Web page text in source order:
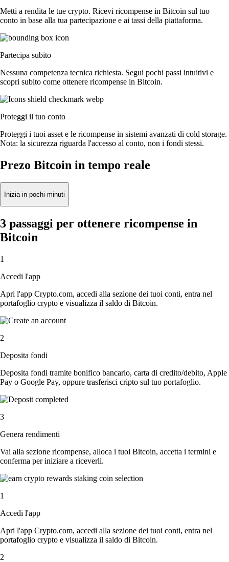
Metti a rendita le tue crypto. Ricevi ricompense in Bitcoin sul tuo
conto in base alla tua partecipazione e ai tassi della piattaforma.
Partecipa subito
Nessuna competenza tecnica richiesta. Segui pochi passi intuitivi e
scopri subito come ottenere ricompense in Bitcoin.
Proteggi il tuo conto
Proteggi i tuoi asset e le ricompense in sistemi avanzati di cold storage.
Nota: la sicurezza riguarda l'accesso al conto, non i fondi stessi.
Prezo Bitcoin in tempo reale
Inizia in pochi minuti
3 passaggi per ottenere ricompense in
Bitcoin
1
Accedi l'app
Apri l'app Crypto.com, accedi alla sezione dei tuoi conti, entra nel
portafoglio crypto e visualizza il saldo di Bitcoin.
2
Deposita fondi
Deposita fondi tramite bonifico bancario, carta di credito/debito, Apple
Pay o Google Pay, oppure trasferisci cripto sul tuo portafoglio.
3
Genera rendimenti
Vai alla sezione ricompense, alloca i tuoi Bitcoin, accetta i termini e
conferma per iniziare a riceverli.
1
Accedi l'app
Apri l'app Crypto.com, accedi alla sezione dei tuoi conti, entra nel
portafoglio crypto e visualizza il saldo di Bitcoin.
2